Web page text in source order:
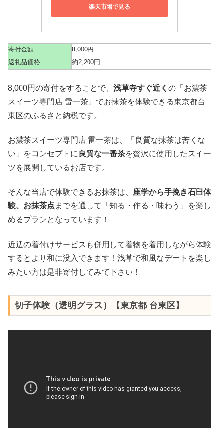
楽天市場で見る
寄付金額
8,000円
返礼品価格
約2,200円
8,000円の寄付をすることで、 浅草寺すぐ近く の「お濃茶
スイーツ専門店 雷一茶」でお抹茶を体験できる東京都台
東区のふるさと納税です。
お濃茶スイーツ専門店 雷一茶は、「良質な抹茶は苦くな
い」をコンセプトに 良質な一番茶を贅沢に使用したスイー
ツを展開しているお店です。
そんな当店で体験できるお抹茶は、 座学から手挽き石臼体
験、お抹茶点 までを通して「知る・作る・味わう」を楽し
めるプランとなっています！
近辺の着付けサービスも併用して着物を着用しながら体験
するとより和に没入できます！浅草で和風なデートを楽し
みたい方は是非寄付してみて下さい！
切子体験（透明グラス）【東京都 台東区】